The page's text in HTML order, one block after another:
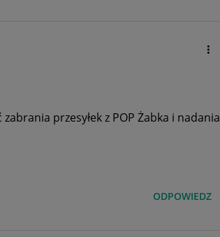
przesyłek z POP Żabka i nadania
ODPOWIEDZ